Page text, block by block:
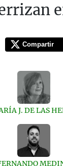
Compartir
J. DE LAS